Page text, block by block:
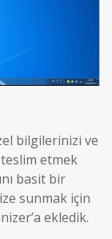
bilgilerinizi ve
etmek
basit bir
sunmak için
ekledik.